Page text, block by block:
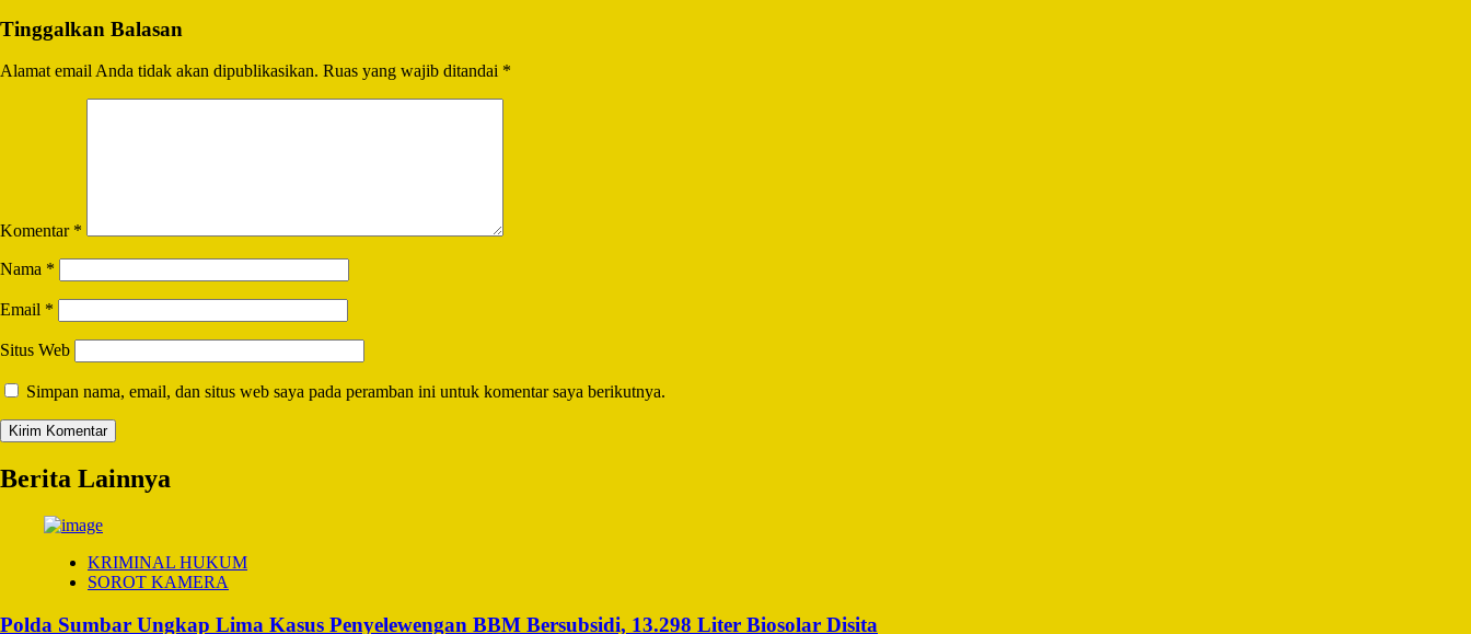
Tinggalkan Balasan
Alamat email Anda tidak akan dipublikasikan. Ruas yang wajib ditandai *
Komentar *
Nama *
Email *
Situs Web
Simpan nama, email, dan situs web saya pada peramban ini untuk komentar saya berikutnya.
Berita Lainnya
KRIMINAL HUKUM
SOROT KAMERA
Polda Sumbar Ungkap Lima Kasus Penyelewengan BBM Bersubsidi, 13.298 Liter Biosolar Disita